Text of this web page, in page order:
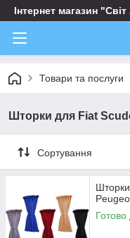
Інтернет магазин
Товари та послуги
Шторки для Fiat
Сортування
Готово